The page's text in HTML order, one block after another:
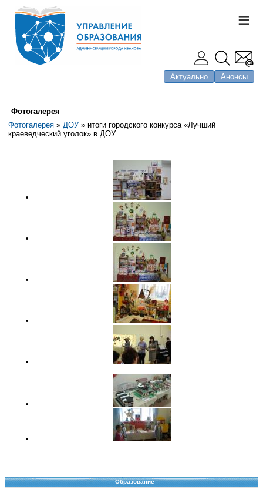
Актуально Анонсы
Фотогалерея
Фотогалерея » ДОУ» итоги городского конкурса «Лучший
краеведческий уголок» в ДОУ
Образование
Copyright © 2008-2026 Управление образования